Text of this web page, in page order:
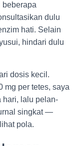
beberapa
dulu
hati. Selain
hindari dulu
dosis kecil.
mg per tetes, saya
hari, lalu pelan-
singkat —
pola.